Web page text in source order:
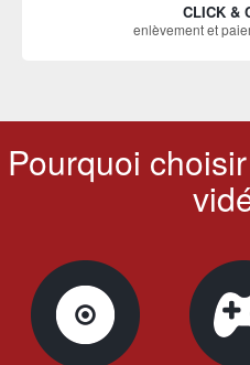
CLICK &
enlèvement et
Pourquoi